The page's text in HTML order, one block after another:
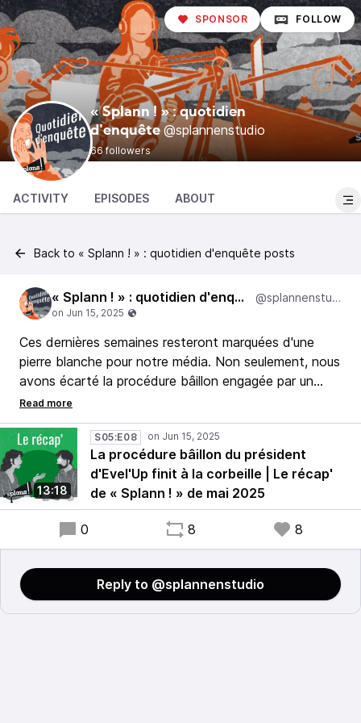
« Splann ! » : quotidien
d'enquête @splannenstudio
66 followers
SPONSOR FOLLOW
ACTIVITY EPISODES ABOUT
Back to « Splann ! » : quotidien d'enquête posts
« Splann ! » : quotidien d'enquête @splannenstudio
Ces dernières semaines resteront marquées d'une
pierre blanche pour notre média. Non seulement, nous
avons écarté la procédure bâillon engagée par un
poids lourd du lobby porcin, mais surtout, nous avons
pu mesurer à quel point notre farouche indépendance
soulève de l'enthousiasme et de l'espoir. ❤️‍🔥
Ces péripéties ne nous font pas dévier pour autant.
De Vitré à Ploudaniel, nous avons poursuivi nos
enquêtes et livré quelques révélations.
13:18
S05:E08
La procédure bâillon du président
d'Evel'Up finit à la corbeille | Le récap'
de « Splann ! » de mai 2025
0 8 8
Reply to @splannenstudio